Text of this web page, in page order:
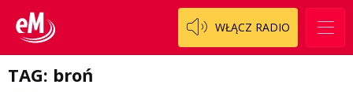
WŁĄCZ RADIO
TAG: broń